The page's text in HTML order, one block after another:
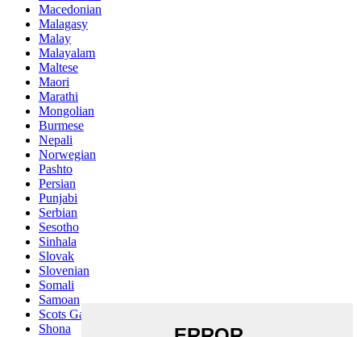
Macedonian
Malagasy
Malay
Malayalam
Maltese
Maori
Marathi
Mongolian
Burmese
Nepali
Norwegian
Pashto
Persian
Punjabi
Serbian
Sesotho
Sinhala
Slovak
Slovenian
Somali
Samoan
Scots Gaelic
Shona